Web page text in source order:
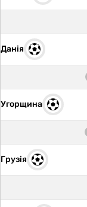
Данія
Угорщина
Грузія